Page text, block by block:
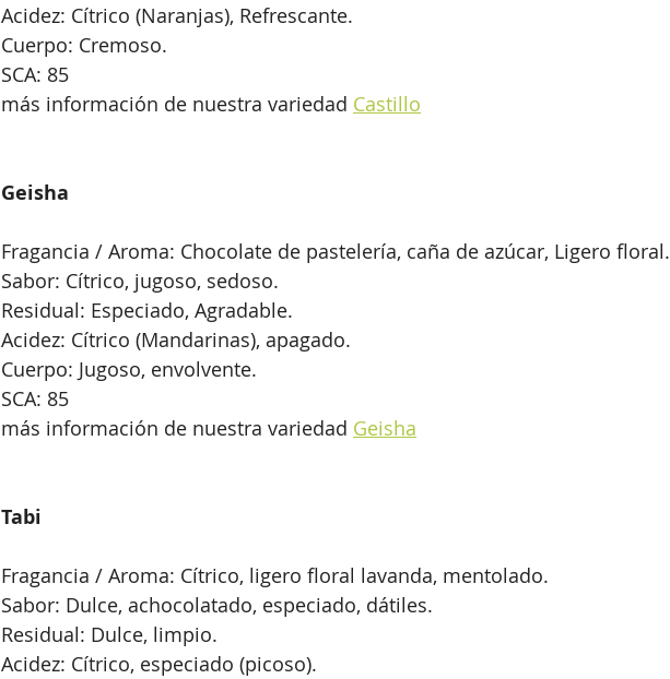
Acidez: Cítrico (Naranjas), Refrescante.
Cuerpo: Cremoso.
SCA: 85
más información de nuestra variedad Castillo
Geisha
Fragancia / Aroma: Chocolate de pastelería, caña de azúcar, Ligero floral.
Sabor: Cítrico, jugoso, sedoso.
Residual: Especiado, Agradable.
Acidez: Cítrico (Mandarinas), apagado.
Cuerpo: Jugoso, envolvente.
SCA: 85
más información de nuestra variedad Geisha
Tabi
Fragancia / Aroma: Cítrico, ligero floral lavanda, mentolado.
Sabor: Dulce, achocolatado, especiado, dátiles.
Residual: Dulce, limpio.
Acidez: Cítrico, especiado (picoso).